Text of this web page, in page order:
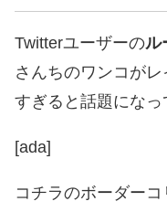
Twitterユーザーのル
さんちのワンコが
すぎると話題になっ
[ada]
コチラのボーダーコ